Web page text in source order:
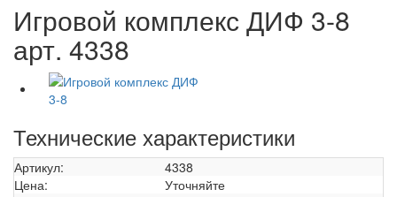
Игровой комплекс ДИФ 3-8
арт. 4338
Технические характеристики
Артикул:
4338
Цена:
Уточняйте